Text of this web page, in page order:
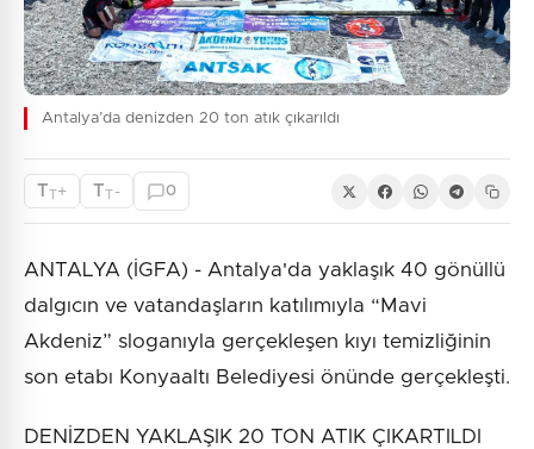
Antalya’da denizden 20 ton atık çıkarıldı
TT+ TT - 0
ANTALYA (İGFA) - Antalya'da yaklaşık 40 gönüllü
dalgıcın ve vatandaşların katılımıyla “Mavi
Akdeniz” sloganıyla gerçekleşen kıyı temizliğinin
son etabı Konyaaltı Belediyesi önünde gerçekleşti.
DENİZDEN YAKLAŞIK 20 TON ATIK ÇIKARTILDI